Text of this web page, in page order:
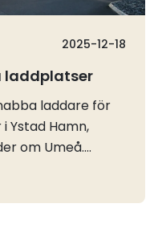
2025-12-18
laddplatser
laddare för
Ystad Hamn,
om Umeå.
företagskort